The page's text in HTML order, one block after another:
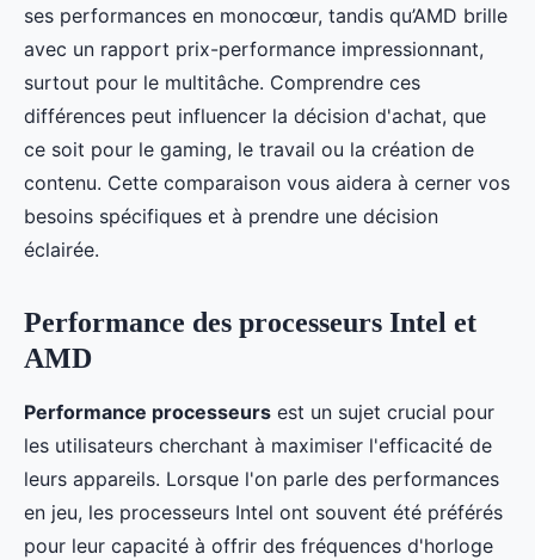
ses performances en monocœur, tandis qu’AMD brille
avec un rapport prix-performance impressionnant,
surtout pour le multitâche. Comprendre ces
différences peut influencer la décision d'achat, que
ce soit pour le gaming, le travail ou la création de
contenu. Cette comparaison vous aidera à cerner vos
besoins spécifiques et à prendre une décision
éclairée.
Performance des processeurs Intel et
AMD
Performance processeurs est un sujet crucial pour
les utilisateurs cherchant à maximiser l'efficacité de
leurs appareils. Lorsque l'on parle des performances
en jeu, les processeurs Intel ont souvent été préférés
pour leur capacité à offrir des fréquences d'horloge